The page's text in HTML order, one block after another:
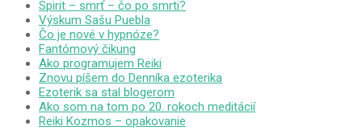
Spirit – smrť – čo po smrti?
Výskum Sašu Puebla
Čo je nové v hypnóze?
Fantómový čikung
Ako programujem Reiki
Znovu píšem do Denníka ezoterika
Ezoterik sa stal blogerom
Ako som na tom po 20. rokoch meditácií
Reiki Kozmos – opakovanie